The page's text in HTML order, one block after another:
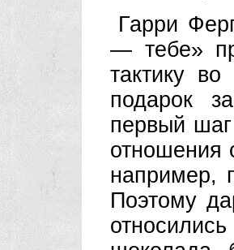
Гарри
— тебе»
тактику
подарок
первый
отношения
например,
Поэтому